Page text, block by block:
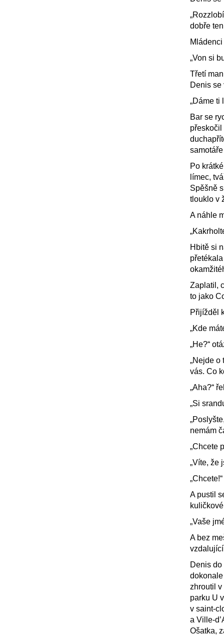
dobře
„Von si
Třetí
Denis se
„Dáme ti
Bar se
přeskočil
Po
límec,
Spěšně
tlouklo v
A náhle
Hbitě si
Zaplatil,
to jako
Přijížděl
„Kde
„He?“
„Nejde o
vás. Co
„Aha?“
„Si
nemám
„Chcete
„Víte, že
A pustil
„Vaše
A bez
Denis
zhroutil v
parku U
v saint-
a Ville-
Ošatka,